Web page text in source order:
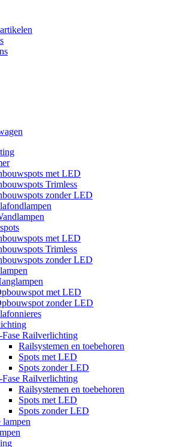
met LED
Trimless
zonder LED
met LED
Trimless
zonder LED
met LED
zonder LED
Fase Railverlichting
Railsystemen en toebehoren
Spots met LED
Spots zonder LED
Fase Railverlichting
Railsystemen en toebehoren
Spots met LED
Spots zonder LED
lampen